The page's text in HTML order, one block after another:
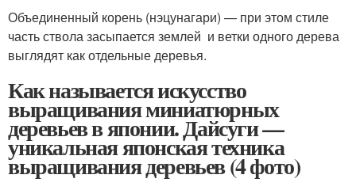
Объединенный корень (нэцунагари) — при этом стиле
часть ствола засыпается землей и ветки одного дерева
выглядят как отдельные деревья.
Как называется искусство
выращивания миниатюрных
деревьев в японии. Дайсуги —
уникальная японская техника
выращивания деревьев (4 фото)